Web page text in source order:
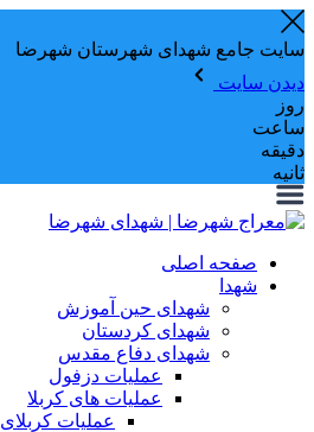
سایت جامع شهدای شهرستان شهرضا
دیدن سایت
روز
ساعت
دقیقه
ثانیه
صفحه اصلی
شهدا
شهدای حین آموزش
شهدای کردستان
شهدای دفاع مقدس
عملیات دزفول
عملیات های کربلا
عملیات کربلای 1